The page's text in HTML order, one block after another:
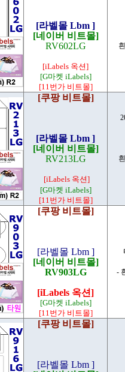
[라벨몰 Lbm ]
[네이버 비트몰]
RV602LG
[iLabels 옥션]
[G마켓 iLabels]
[11번가 비트몰]
[쿠팡 비트몰]
[라벨몰 Lbm ]
[네이버 비트몰]
RV213LG
[iLabels 옥션]
[G마켓 iLabels]
[11번가 비트몰]
[쿠팡 비트몰]
[라벨몰 Lbm ]
[네이버 비트몰]
RV903LG
[iLabels 옥션]
[G마켓 iLabels]
[11번가 비트몰]
-
[쿠팡 비트몰]
[라벨몰 Lbm ]